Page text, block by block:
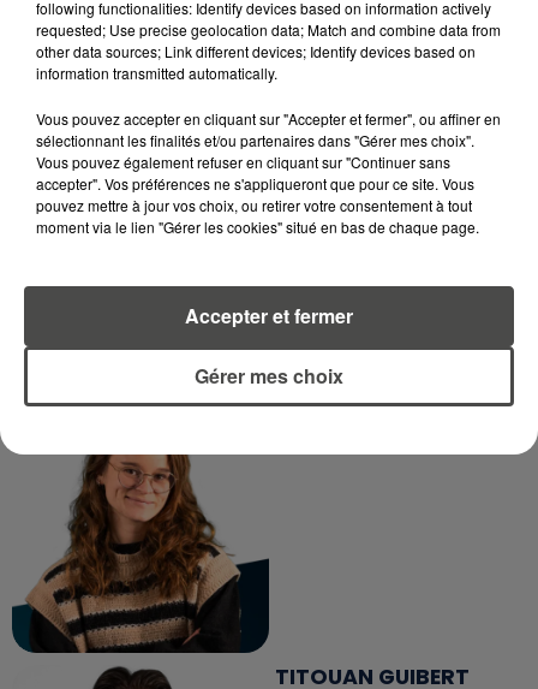
LA RÉDACTION
RCA
Voir toute l'équipe RCA
DIMITRI COUTAND
Journaliste
MARGOT DOUÉTIL
TITOUAN GUIBERT
following functionalities: Identify devices based on information actively
requested; Use precise geolocation data; Match and combine data from
other data sources; Link different devices; Identify devices based on
information transmitted automatically.
Vous pouvez accepter en cliquant sur "Accepter et fermer", ou affiner en
sélectionnant les finalités et/ou partenaires dans "Gérer mes choix".
Vous pouvez également refuser en cliquant sur "Continuer sans
accepter". Vos préférences ne s'appliqueront que pour ce site. Vous
pouvez mettre à jour vos choix, ou retirer votre consentement à tout
moment via le lien "Gérer les cookies" situé en bas de chaque page.
Gérer mes choix
Accepter et fermer